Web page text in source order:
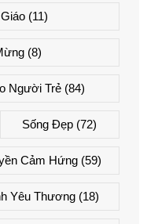
(11)
(8)
Người Trẻ (84)
Sống Đẹp (72)
Cảm Hứng(59)
Yêu Thương(18)